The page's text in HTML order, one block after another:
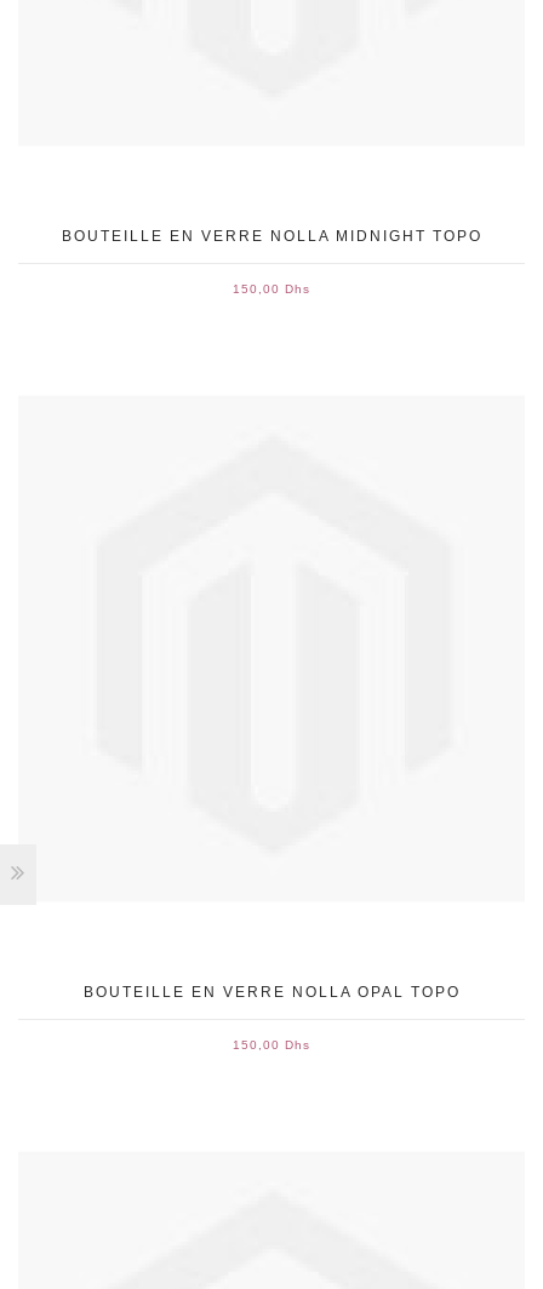
BOUTEILLE EN VERRE NOLLA MIDNIGHT TOPO
150,00 Dhs
BOUTEILLE EN VERRE NOLLA OPAL TOPO
150,00 Dhs